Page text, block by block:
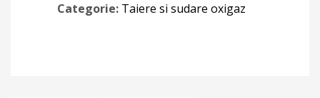
Categorie: Taiere si sudare oxigaz